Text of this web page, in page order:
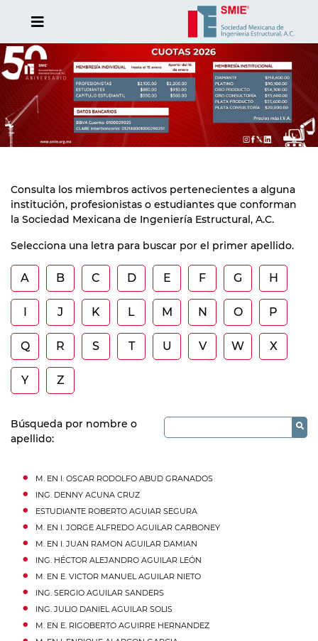
Consulta los miembros activos pertenecientes a alguna
institución, profesionistas o estudiantes que conforman
la Sociedad Mexicana de Ingeniería Estructural, A.C.
Selecciona una letra para buscar por el primer apellido.
A B C D E F G H
J K L M N O P
Q R S T U V W X
Y Z
Búsqueda por nombre o
apellido:
M. EN I. OSCAR RODOLFO ABUD GRANADOS
ING. DENNY ACUNA CRUZ
ESTUDIANTE ROBERTO AGUIAR SEGURA
M. EN I. JORGE ALFREDO AGUILAR CARBONEY
M. EN I. JUAN RAMON AGUILAR DAMIAN
ING. HÉCTOR ALEJANDRO AGUILAR LEÓN
M. EN E. VICTOR MANUEL AGUILAR NIETO
ING. SERGIO AGUILAR SANDERS
ING. JULIO DANIEL AGUILAR SOLIS
M. EN E. RIGOBERTO AGUIRRE HERNANDEZ